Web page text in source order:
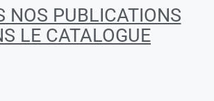
NOS PUBLICATIONS
LE CATALOGUE